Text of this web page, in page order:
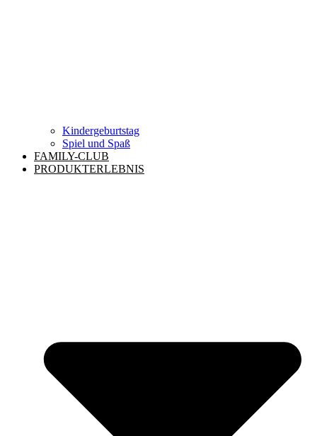
Kindergeburtstag
Spiel und Spaß
FAMILY-CLUB
PRODUKTERLEBNIS